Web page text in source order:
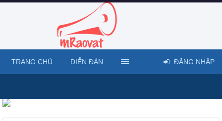
TRANG CHỦ DIỄN ĐÀN ĐĂNG NHẬP